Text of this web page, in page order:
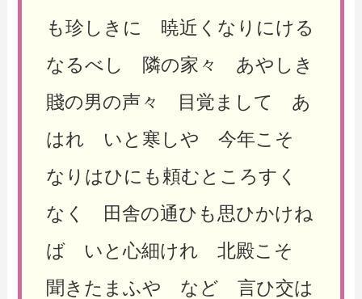
も珍しきに 暁近くなりにける
なるべし 隣の家々 あやしき
賤の男の声々 目覚まして あ
はれ いと寒しや 今年こそ
なりはひにも頼むところすく
なく 田舎の通ひも思ひかけね
ば いと心細けれ 北殿こそ
聞きたまふや など 言ひ交は